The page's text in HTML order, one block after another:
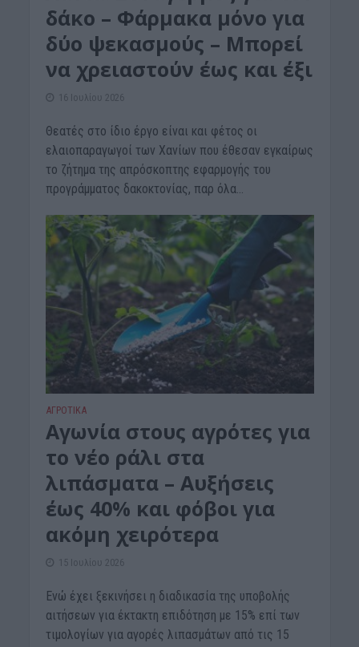
δάκο – Φάρμακα μόνο για
δύο ψεκασμούς – Μπορεί
να χρειαστούν έως και έξι
16 Ιουλίου 2026
Θεατές στο ίδιο έργο είναι και φέτος οι
ελαιοπαραγωγοί των Χανίων που έθεσαν εγκαίρως
το ζήτημα της απρόσκοπτης εφαρμογής του
προγράμματος δακοκτονίας, παρ όλα...
ΑΓΡΟΤΙΚΑ
Αγωνία στους αγρότες για
το νέο ράλι στα
λιπάσματα – Αυξήσεις
έως 40% και φόβοι για
ακόμη χειρότερα
15 Ιουλίου 2026
Ενώ έχει ξεκινήσει η διαδικασία της υποβολής
αιτήσεων για έκτακτη επιδότηση με 15% επί των
τιμολογίων για αγορές λιπασμάτων από τις 15